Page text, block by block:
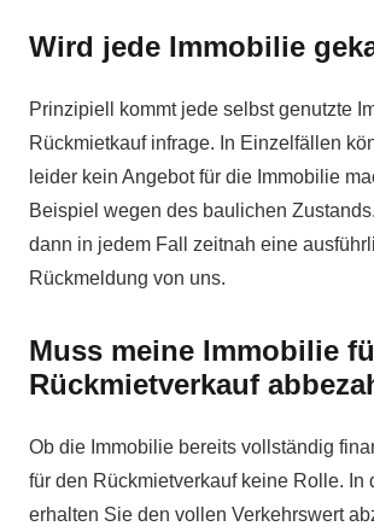
Wird jede Immobilie
Prinzipiell kommt jede selbst genutzte
Rückmietkauf infrage. In Einzelfällen
leider kein Angebot für die Immobilie
Beispiel wegen des baulichen
dann in jedem Fall zeitnah eine
Rückmeldung von uns.
Muss meine Immobilie
Rückmietverkauf
Ob die Immobilie bereits vollständig
für den Rückmietverkauf keine Rolle. In
erhalten Sie den vollen Verkehrswert